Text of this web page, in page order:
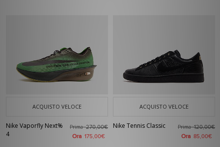
ACQUISTO VELOCE
Nike Vaporfly Next%
4
Prima270,00€
Ora 175,00€
ACQUISTO VELOCE
Nike Tennis Classic Prima120,00€
Ora 85,00€